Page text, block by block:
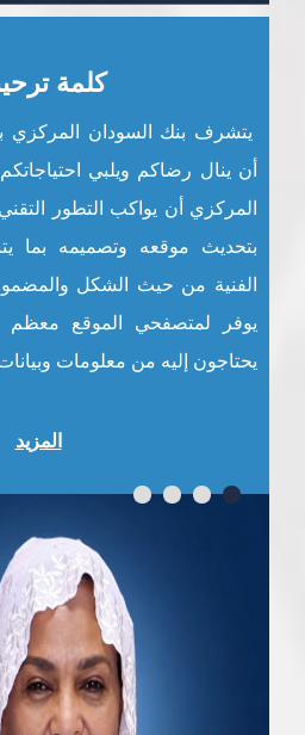
كلمة
يتشرف بنك السودان المركزي
أن ينال رضاكم ويلبي
المركزي أن يواكب التطور
بتحديث موقعه وتصميمه بما
الفنية من حيث الشكل
يوفر لمتصفحي الموقع
يحتاجون إليه من معلومات
المزيد